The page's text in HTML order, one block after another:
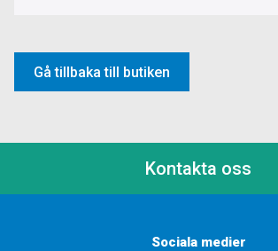
Gå tillbaka till butiken
Kontakta oss
Sociala medier